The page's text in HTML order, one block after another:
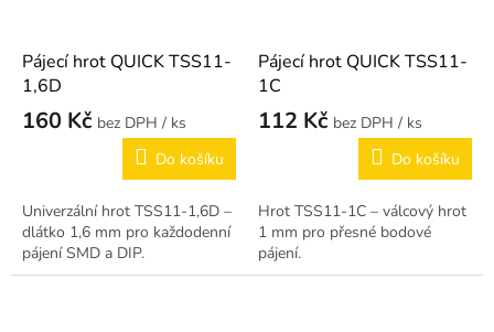
Pájecí hrot QUICK TSS11-
1,6D
160 Kč
/ ks
Do košíku
Univerzální hrot TSS11-1,6D –
dlátko 1,6 mm pro každodenní
pájení SMD a DIP.
Pájecí hrot QUICK TSS11-
1C
112 Kč
/ ks
Do košíku
Hrot TSS11-1C – válcový hrot
1 mm pro přesné bodové
pájení.